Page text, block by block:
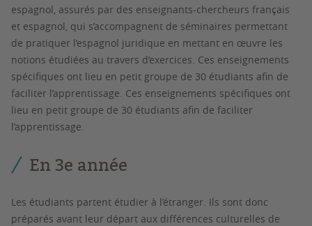
espagnol, assurés par des enseignants-chercheurs français
et espagnol, qui s’accompagnent de séminaires permettant
de pratiquer l’espagnol juridique en mettant en œuvre les
notions étudiées au travers d’exercices. Ces enseignements
spécifiques ont lieu en petit groupe de 30 étudiants afin de
faciliter l’apprentissage. Ces enseignements spécifiques ont
lieu en petit groupe de 30 étudiants afin de faciliter
l’apprentissage.
En 3e année
Les étudiants partent étudier à l’étranger. Ils sont donc
préparés avant leur départ aux différences culturelles de